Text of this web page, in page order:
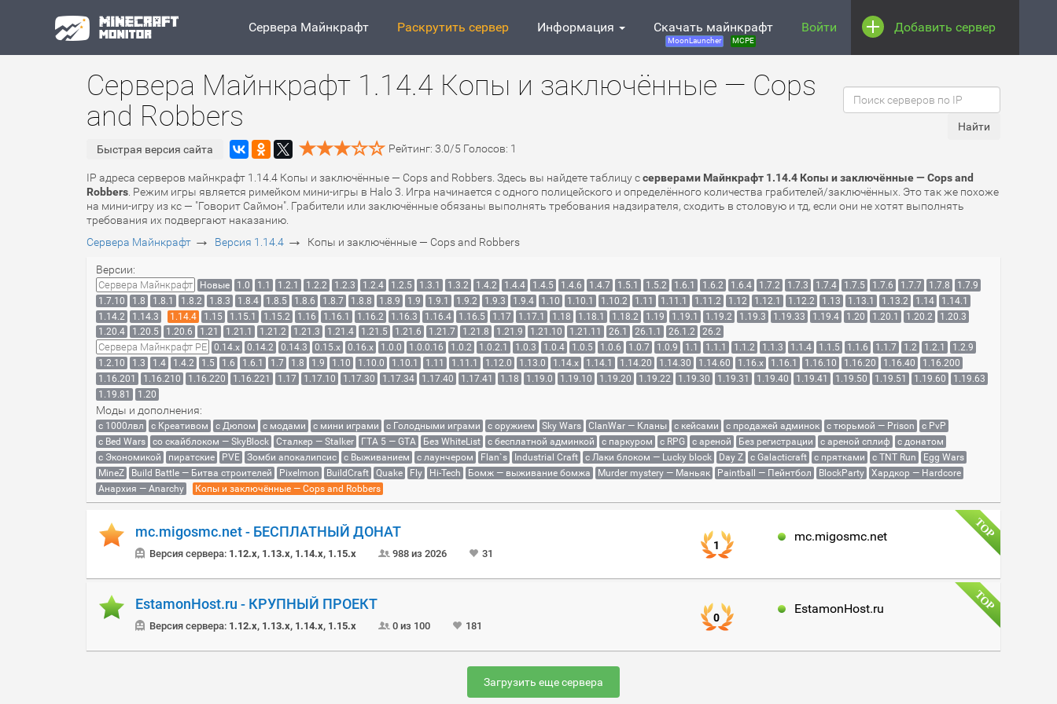
Сервера Майнкрафт Раскрутить сервер Информация Скачать майнкрафт
MoonLauncher MCPE
Войти Добавить сервер
Сервера Майнкрафт 1.14.4 Копы и заключённые — Cops
and Robbers
Быстрая версия сайта Рейтинг: 3.0/5 Голосов: 1
IP адреса серверов майнкрафт 1.14.4 Копы и заключённые — Cops and Robbers. Здесь вы найдете таблицу ссерверами Майнкрафт 1.14.4 Копы и заключённые — Cops and
Robbers . Режим игры является римейком мини-игры в Halo 3. Игра начинается с одного полицейского и определённого количества грабителей/заключённых. Это так же похоже
на мини-игру из кс — "Говорит Саймон". Грабители или заключённые обязаны выполнять требования надзирателя, сходить в столовую и тд, если они не хотят выполнять
требования их подвергают наказанию.
Сервера Майнкрафт → Версия 1.14.4 → Копы и заключённые — Cops and Robbers
Версии:
Сервера Майнкрафт Новые 1.0 1.1 1.2.1 1.2.2 1.2.3 1.2.4 1.2.5 1.3.1 1.3.2 1.4.2 1.4.4 1.4.5 1.4.6 1.4.7 1.5.1 1.5.2 1.6.1 1.6.2 1.6.4 1.7.2 1.7.3 1.7.4 1.7.5 1.7.6 1.7.7 1.7.8
1.7.9
1.7.10
1.8 1.8.1 1.8.2 1.8.3 1.8.4 1.8.5 1.8.6 1.8.7 1.8.8 1.8.9 1.9 1.9.1 1.9.2 1.9.3 1.9.4 1.10 1.10.1 1.10.2 1.11 1.11.1 1.11.2 1.12 1.12.1 1.12.2 1.13 1.13.1 1.13.2 1.14
1.14.1
1.14.2
1.14.3 1.14.4 1.15 1.15.1 1.15.2 1.16 1.16.1 1.16.2 1.16.3 1.16.4 1.16.5 1.17 1.17.1 1.18 1.18.1 1.18.2 1.19 1.19.1 1.19.2 1.19.3 1.19.33 1.19.4 1.20 1.20.1 1.20.2
1.20.3
1.20.4
1.20.5 1.20.6 1.21 1.21.1 1.21.2 1.21.3 1.21.4 1.21.5 1.21.6 1.21.7 1.21.8 1.21.9 1.21.10 1.21.11 26.1 26.1.1 26.1.2 26.2
Сервера Майнкрафт PE 0.14.x 0.14.2 0.14.3 0.15.x 0.16.x 1.0.0 1.0.0.16 1.0.2 1.0.2.1 1.0.3 1.0.4 1.0.5 1.0.6 1.0.7 1.0.9 1.1 1.1.1 1.1.2 1.1.3 1.1.4 1.1.5 1.1.6 1.1.7 1.2 1.2.1
1.2.9
1.2.10
1.3 1.4 1.4.2 1.5 1.6 1.6.1 1.7 1.8 1.9 1.10 1.10.0 1.10.1 1.11 1.11.1 1.12.0 1.13.0 1.14.x 1.14.1 1.14.20 1.14.30 1.14.60 1.16.x 1.16.1 1.16.10 1.16.20 1.16.40
1.16.200
1.16.201
1.16.210 1.16.220 1.16.221 1.17 1.17.10 1.17.30 1.17.34 1.17.40 1.17.41 1.18 1.19.0 1.19.10 1.19.20 1.19.22 1.19.30 1.19.31 1.19.40 1.19.41 1.19.50 1.19.51 1.19.60
1.19.63
1.19.81
1.20
Моды и дополнения:
с 1000лвл c Креативом с Дюпом с модами с мини играми с Голодными играми с оружием Sky Wars ClanWar — Кланы с кейсами с продажей админок с тюрьмой — Prison
с PvP
с Bed Wars
со скайблоком — SkyBlock Сталкер — Stalker ГТА 5 — GTA Без WhiteList с бесплатной админкой с паркуром с RPG с ареной Без регистрации с ареной сплиф
с донатом
с Экономикой
пиратские PVE Зомби апокалипсис с Выживанием с лаунчером Flan`s Industrial Craft с Лаки блоком — Lucky block Day Z с Galacticraft с прятками с TNT Run
Egg Wars
MineZ
Build Battle — Битва строителей Pixelmon BuildCraft Quake Fly Hi-Tech Бомж — выживание бомжа Murder mystery — Маньяк Paintball — Пейнтбол BlockParty
Хардкор — Hardcore
Анархия — Anarchy
Копы и заключённые — Cops and Robbers
mc.migosmc.net - БЕСПЛАТНЫЙ ДОНАТ
Версия сервера: 1.12.x, 1.13.x, 1.14.x, 1.15.x 988 из 2026 31
1
mc.migosmc.net
EstamonHost.ru - КРУПНЫЙ ПРОЕКТ
Версия сервера: 1.12.x, 1.13.x, 1.14.x, 1.15.x 0 из 100 181
0
EstamonHost.ru
Загрузить еще сервера